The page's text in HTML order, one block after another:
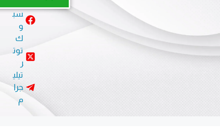
سب
و
توت
ر
تيلي
جرا
م